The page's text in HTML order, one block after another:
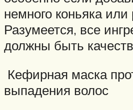
немного коньяка или
Разумеется, все
должны быть
Кефирная маска
выпадения волос